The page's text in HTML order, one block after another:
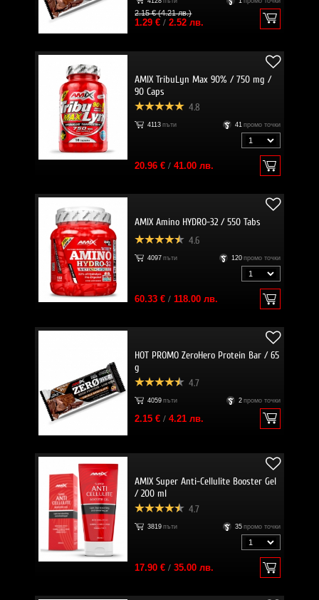
2.15 € (4.21 лв.)
1.29 €/ 2.52 лв.
AMIX TribuLyn Max 90% / 750 mg /
90 Caps
4.8
4113 пъти 41 промо точки
20.96 €/ 41.00 лв.
AMIX Amino HYDRO-32 / 550 Tabs
4.6
4097 пъти 120 промо точки
60.33 €/ 118.00 лв.
HOT PROMO ZeroHero Protein Bar / 65
g
4.7
4059 пъти 2 промо точки
2.15 €/ 4.21 лв.
AMIX Super Anti-Cellulite Booster Gel
/ 200 ml
4.7
3819 пъти 35 промо точки
17.90 €/ 35.00 лв.